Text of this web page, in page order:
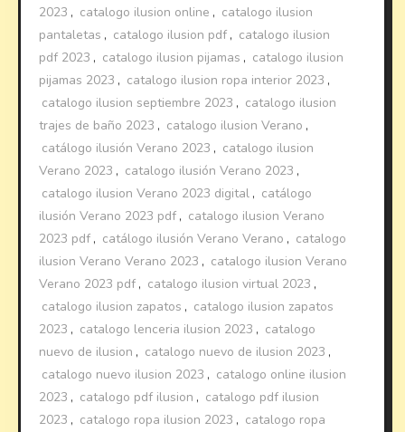
2023 , catalogo ilusion online , catalogo ilusion
pantaletas , catalogo ilusion pdf , catalogo ilusion
pdf 2023 , catalogo ilusion pijamas , catalogo ilusion
pijamas 2023 , catalogo ilusion ropa interior 2023 ,
catalogo ilusion septiembre 2023 , catalogo ilusion
trajes de baño 2023 , catalogo ilusion Verano ,
catálogo ilusión Verano 2023 , catalogo ilusion
Verano 2023 , catalogo ilusión Verano 2023 ,
catalogo ilusion Verano 2023 digital , catálogo
ilusión Verano 2023 pdf , catalogo ilusion Verano
2023 pdf , catálogo ilusión Verano Verano , catalogo
ilusion Verano Verano 2023 , catalogo ilusion Verano
Verano 2023 pdf , catalogo ilusion virtual 2023 ,
catalogo ilusion zapatos , catalogo ilusion zapatos
2023 , catalogo lenceria ilusion 2023 , catalogo
nuevo de ilusion , catalogo nuevo de ilusion 2023 ,
catalogo nuevo ilusion 2023 , catalogo online ilusion
2023 , catalogo pdf ilusion , catalogo pdf ilusion
2023 , catalogo ropa ilusion 2023 , catalogo ropa